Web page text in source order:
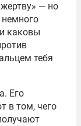
— но
каковы
тебя
Его
в том, чего